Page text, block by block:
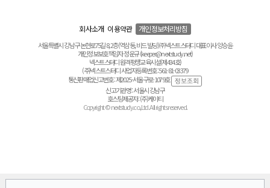
회사소개 이용약관 개인정보처리방침
서울특별시 강남구 논현로75길 8, 2층(역삼동, 비드 빌딩) ㈜넥스트스터디 대표이사 양승윤
개인정보보호책임자 정운규 (keeper@nextstudy.net)
넥스트스터디 원격평생교육시설(제434호)
(주)넥스트스터디 사업자등록번호 : 561-81-03379
통신판매업신고번호 : 제2025-서울구로-1079호
신고기관명 : 서울시 강남구
호스팅제공자 : (주)케이티
Copyright © nextstudy.co.,Ltd. All rights reserved.